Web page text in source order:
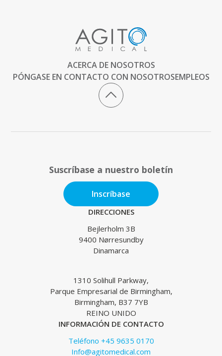
ACERCA DE NOSOTROS
PÓNGASE EN CONTACTO CON NOSOTROSEMPLEOS
Suscríbase a nuestro boletín
Inscríbase
DIRECCIONES
Bejlerholm 3B
9400 Nørresundby
Dinamarca
1310 Solihull Parkway,
Parque Empresarial de Birmingham,
Birmingham, B37 7YB
REINO UNIDO
INFORMACIÓN DE CONTACTO
Teléfono +45 9635 0170
Info@agitomedical.com